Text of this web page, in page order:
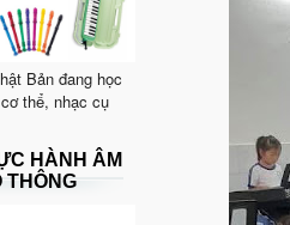
Bản đang học
thể, nhạc cụ
HÀNH ÂM
THÔNG